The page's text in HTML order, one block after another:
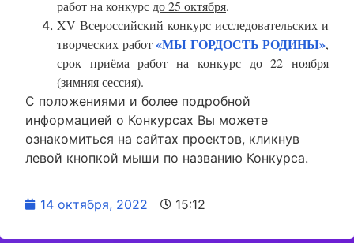
работ на конкурс до 25 октября.
XV Всероссийский конкурс исследовательских и
творческих работ«МЫ ГОРДОСТЬ РОДИНЫ»,
срок приёма работ на конкурс до 22 ноября
(зимняя сессия).
С положениями и более подробной
информацией о Конкурсах Вы можете
ознакомиться на сайтах проектов, кликнув
левой кнопкой мыши по названию Конкурса.
14 октября, 2022 15:12